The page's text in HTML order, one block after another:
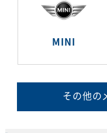
MINI
その他の